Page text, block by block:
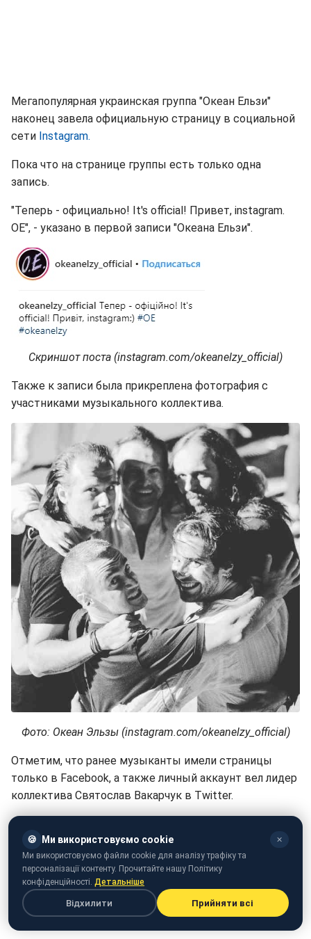
Мегапопулярная украинская группа "Океан Ельзи"
наконец завела официальную страницу в социальной
сети Instagram.
Пока что на странице группы есть только одна
запись.
"Теперь - официально! It's official! Привет, instagram.
OE", - указано в первой записи "Океана Ельзи".
Скриншот поста (instagram.com/okeanelzy_official)
Также к записи была прикреплена фотография с
участниками музыкального коллектива.
Фото: Океан Эльзы (instagram.com/okeanelzy_official)
Отметим, что ранее музыканты имели страницы
только в Facebook, а также личный аккаунт вел лидер
коллектива Святослав Вакарчук в Twitter.
Пользователи соцсетей поздравили любимую группу
в комментариях и начали активно подписываться на
только созданную страницу.
"Наконец", Рады видеть любимую группу, Буду
внимательно следить за вами", "Круто как", - пишут
🍪 Ми використовуємо cookie ✕
Ми використовуємо файли cookie для аналізу трафіку та
персоналізації контенту. Прочитайте нашу Політику
конфіденційності. Детальніше
Відхилити Прийняти всі